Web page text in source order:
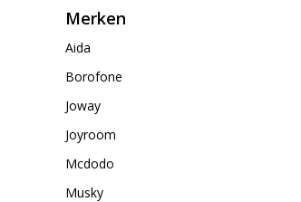
Merken
Aida
Borofone
Joway
Joyroom
Mcdodo
Musky